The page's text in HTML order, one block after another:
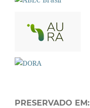
PRESERVADO EM: